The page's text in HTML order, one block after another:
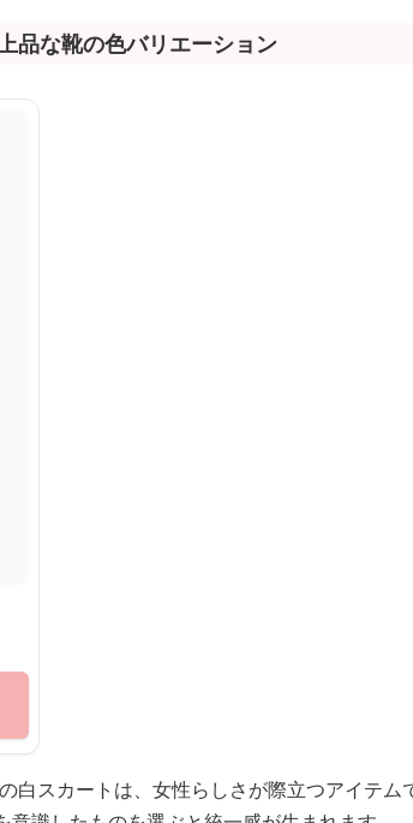
品な靴の色バリエーション
スカートは、女性らしさが際立つアイテム